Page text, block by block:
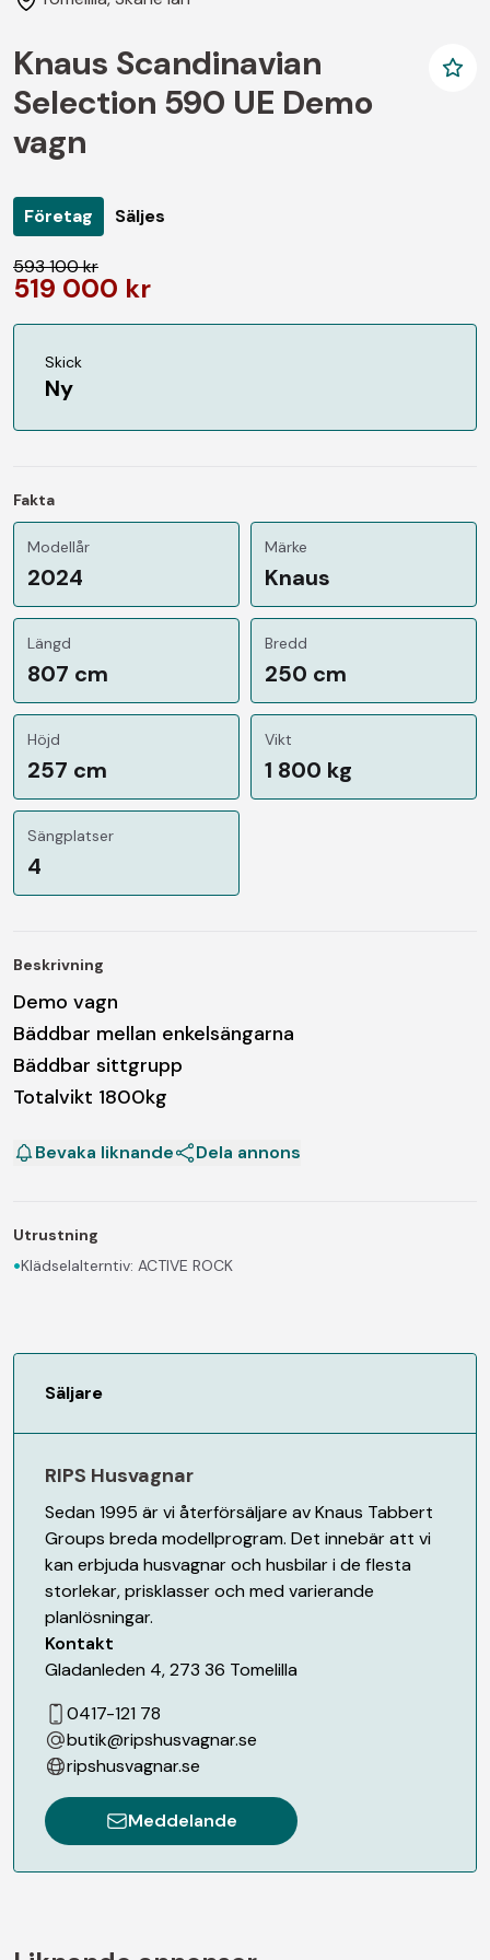
Knaus Scandinavian
Selection 590 UE Demo
vagn
Företag Säljes
593 100 kr
519 000 kr
Skick
Ny
Fakta
Modellår
2024
Märke
Knaus
Längd
807 cm
Bredd
250 cm
Höjd
257 cm
Vikt
1 800 kg
Sängplatser
4
Beskrivning
Demo vagn
Bäddbar mellan enkelsängarna
Bäddbar sittgrupp
Totalvikt 1800kg
Bevaka liknande Dela annons
Utrustning
•Klädselalterntiv: ACTIVE ROCK
Säljare
RIPS Husvagnar
Sedan 1995 är vi återförsäljare av Knaus Tabbert
Groups breda modellprogram. Det innebär att vi
kan erbjuda husvagnar och husbilar i de flesta
storlekar, prisklasser och med varierande
planlösningar.
Kontakt
Gladanleden 4,273 36 Tomelilla
0417-121 78
butik@ripshusvagnar.se
ripshusvagnar.se
Meddelande